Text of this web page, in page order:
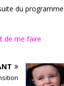
du
de me faire